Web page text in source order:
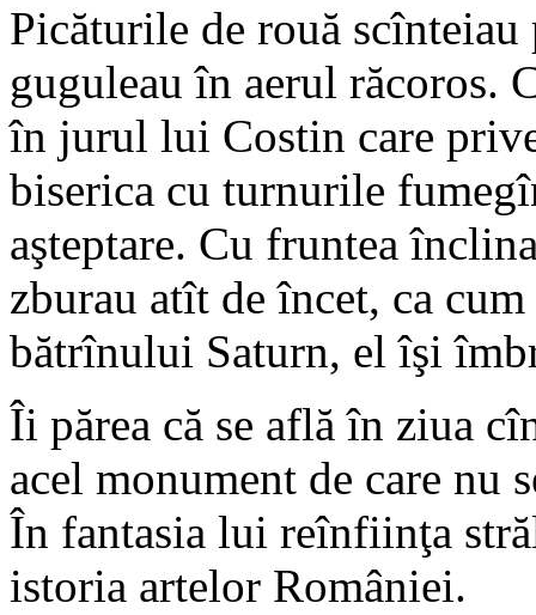
Picăturile de rouă scînteiau
guguleau în aerul răcoros.
în jurul lui Costin care
biserica cu turnurile
aşteptare. Cu fruntea
zburau atît de încet, ca
bătrînului Saturn, el îşi
Îi părea că se află în ziua
acel monument de care nu
În fantasia lui reînfiinţa
istoria artelor României.